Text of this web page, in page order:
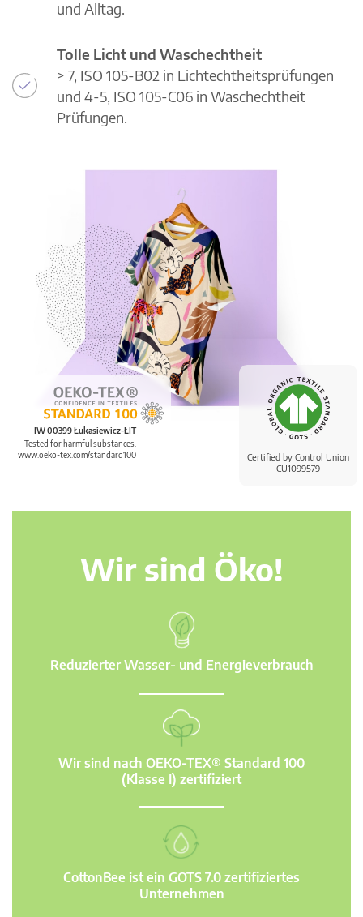
Certified by Control Union
CU1099579
IW 00399 Łukasiewicz-ŁIT
Tested for harmful substances.
www.oeko-tex.com/standard100
und Alltag.
Tolle Licht und Waschechtheit
> 7, ISO 105-B02 in Lichtechtheitsprüfungen
und 4-5, ISO 105-C06 in Waschechtheit
Prüfungen.
Wir sind Öko!
Reduzierter Wasser- und Energieverbrauch
Wir sind nach OEKO-TEX® Standard 100
(Klasse I) zertifiziert
CottonBee ist ein GOTS 7.0 zertifiziertes
Unternehmen